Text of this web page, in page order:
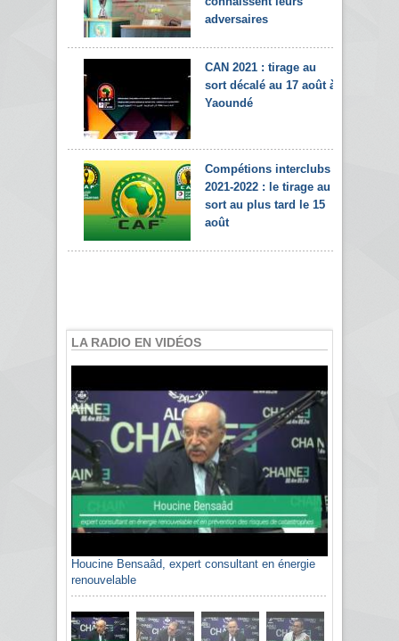
adversaires
CAN 2021 : tirage au
sort décalé au 17 août à
Yaoundé
Compétions interclubs
2021-2022 : le tirage au
sort au plus tard le 15
août
LA RADIO EN VIDÉOS
Houcine Bensaâd, expert consultant en énergie
renouvelable
Sami Agli, président de la Confédération
algérienne du patronat citoyen CAPC